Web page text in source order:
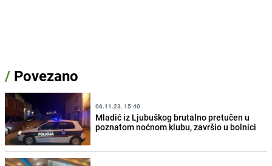
/ Povezano
06.11.23. 15:40
Mladić iz Ljubuškog brutalno pretučen u
poznatom noćnom klubu, završio u bolnici